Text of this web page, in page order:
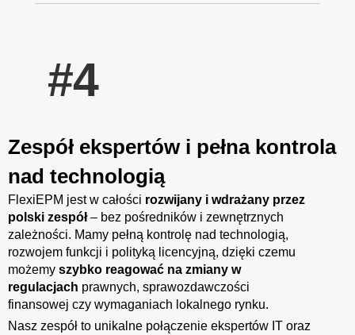
#4
Zespół ekspertów i pełna kontrola
nad technologią
FlexiEPM jestw całości rozwijany i wdrażany przez
polski zespół– bez pośredników i zewnętrznych
zależności. Mamy pełną kontrolę nad technologią,
rozwojem funkcji i polityką licencyjną, dzięki czemu
możemy szybko reagować na zmiany w
regulacjach prawnych, sprawozdawczości
finansowej czy wymaganiach lokalnego rynku.
Nasz zespół to unikalne połączenie ekspertów IT oraz